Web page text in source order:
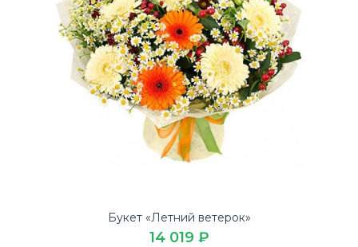
Букет «Летний ветерок»
14 019 ₽